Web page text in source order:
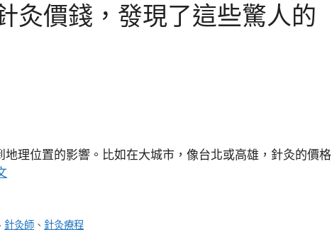
灸價錢，發現了這些驚人的
理位置的影響。比如在大城市，像台北或高雄，針灸的價格
針灸師 、 針灸療程